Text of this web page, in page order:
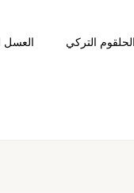
الحلقوم التركي العسل